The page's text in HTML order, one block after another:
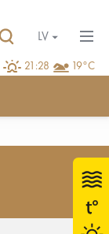
21:28 19°C
LV